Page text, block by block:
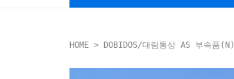
HOME > DOBIDOS/대림통상 AS 부속품(N)